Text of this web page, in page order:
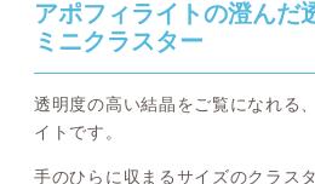
アポフィライトの澄んだ
ミニクラスター
透明度の高い結晶をご覧になれる
イトです。
手のひらに収まるサイズのクラス